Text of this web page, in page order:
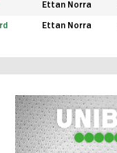
Ettan Norra
Ettan Norra